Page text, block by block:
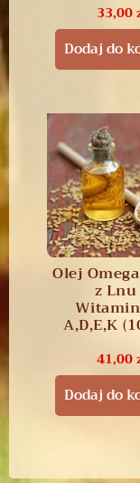
33,00
Dodaj do
Olej
z Lnu
A,D,E,K
41,00
Dodaj do